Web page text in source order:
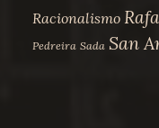
Racionalismo
Pedreira Sada San